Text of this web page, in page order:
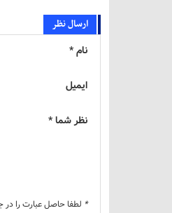
ارسال نظر
نام *
ایمیل
نظر شما *
* لطفا حاصل عبارت را در